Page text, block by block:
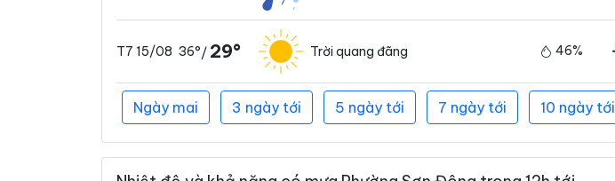
T7 15/08 36°/ 29° Trời quang đãng 46%
Ngày mai 3 ngày tới 5 ngày tới 7 ngày tới 10 ngày tới